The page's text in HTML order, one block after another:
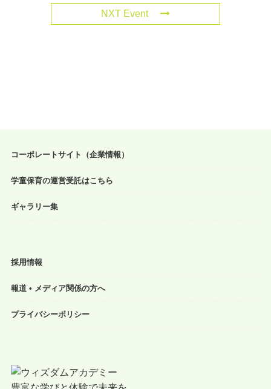
NXT Event
コーポレートサイト（企業情報）
学童保育の運営受託はこちら
ギャラリー集
採用情報
報道 • メディア関係の方へ
プライバシーポリシー